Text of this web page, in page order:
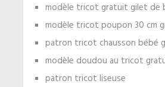
modèle tricot gratuit gilet de
modèle tricot poupon 30 cm
patron tricot chausson bébé
modèle doudou au tricot
patron tricot liseuse